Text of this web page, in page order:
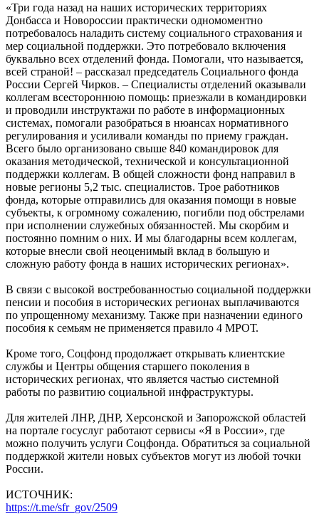
«Три года назад на наших исторических территориях
Донбасса и Новороссии практически одномоментно
потребовалось наладить систему социального страхования и
мер социальной поддержки. Это потребовало включения
буквально всех отделений фонда. Помогали, что называется,
всей страной! – рассказал председатель Социального фонда
России Сергей Чирков. – Специалисты отделений оказывали
коллегам всестороннюю помощь: приезжали в командировки
и проводили инструктажи по работе в информационных
системах, помогали разобраться в нюансах нормативного
регулирования и усиливали команды по приему граждан.
Всего было организовано свыше 840 командировок для
оказания методической, технической и консультационной
поддержки коллегам. В общей сложности фонд направил в
новые регионы 5,2 тыс. специалистов. Трое работников
фонда, которые отправились для оказания помощи в новые
субъекты, к огромному сожалению, погибли под обстрелами
при исполнении служебных обязанностей. Мы скорбим и
постоянно помним о них. И мы благодарны всем коллегам,
которые внесли свой неоценимый вклад в большую и
сложную работу фонда в наших исторических регионах».
В связи с высокой востребованностью социальной поддержки
пенсии и пособия в исторических регионах выплачиваются
по упрощенному механизму. Также при назначении единого
пособия к семьям не применяется правило 4 МРОТ.
Кроме того, Соцфонд продолжает открывать клиентские
службы и Центры общения старшего поколения в
исторических регионах, что является частью системной
работы по развитию социальной инфраструктуры.
Для жителей ЛНР, ДНР, Херсонской и Запорожской областей
на портале госуслуг работают сервисы «Я в России», где
можно получить услуги Соцфонда. Обратиться за социальной
поддержкой жители новых субъектов могут из любой точки
России.
ИСТОЧНИК:
https://t.me/sfr_gov/2509